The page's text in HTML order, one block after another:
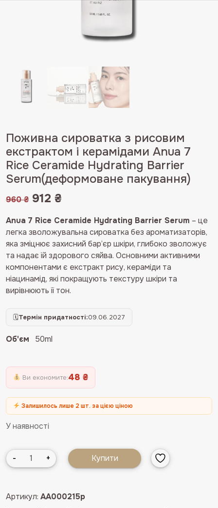
Поживна сироватка з рисовим
екстрактом і керамідами Anua 7
Rice Ceramide Hydrating Barrier
Serum(деформоване пакування)
960₴ Оригінальна
ціна:
960 ₴.
912 ₴
ціна:
912 ₴.
Anua 7 Rice Ceramide Hydrating Barrier Serum – це
легка зволожувальна сироватка без ароматизаторів,
яка зміцнює захисний бар’єр шкіри, глибоко зволожує
та надає їй здорового сяйва. Основними активними
компонентами є екстракт рису, кераміди та
ніацинамід, які покращують текстуру шкіри та
вирівнюють її тон.
🗓Термін придатності:09.06.2027
Об'єм 50ml
Ви економите:48 ₴
Залишилось лише 2 шт. за цією ціною
У наявності
Поживна
сироватка
екстрактом
- + Купити
Артикул: AA000215p